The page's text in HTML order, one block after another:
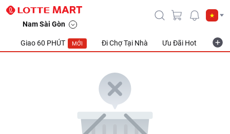
Nam Sài Gòn
Giao 60 PHÚT MỚI Đi Chợ Tại Nhà Ưu Đãi Hot
LOTTE Mart Viet Nam